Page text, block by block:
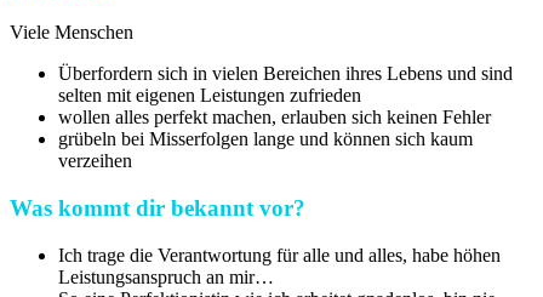
Viele Menschen
Überfordern sich in vielen Bereichen ihres Lebens und sind
selten mit eigenen Leistungen zufrieden
wollen alles perfekt machen, erlauben sich keinen Fehler
grübeln bei Misserfolgen lange und können sich kaum
verzeihen
Was kommt dir bekannt vor?
Ich trage die Verantwortung für alle und alles, habe höhen
Leistungsanspruch an mir…